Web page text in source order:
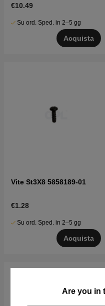
Are you in
€10.49
Su ord. Sped. in 2–5 gg
Acquista
Vite St3X8 5858189-01
€1.28
Su ord. Sped. in 2–5 gg
Acquista